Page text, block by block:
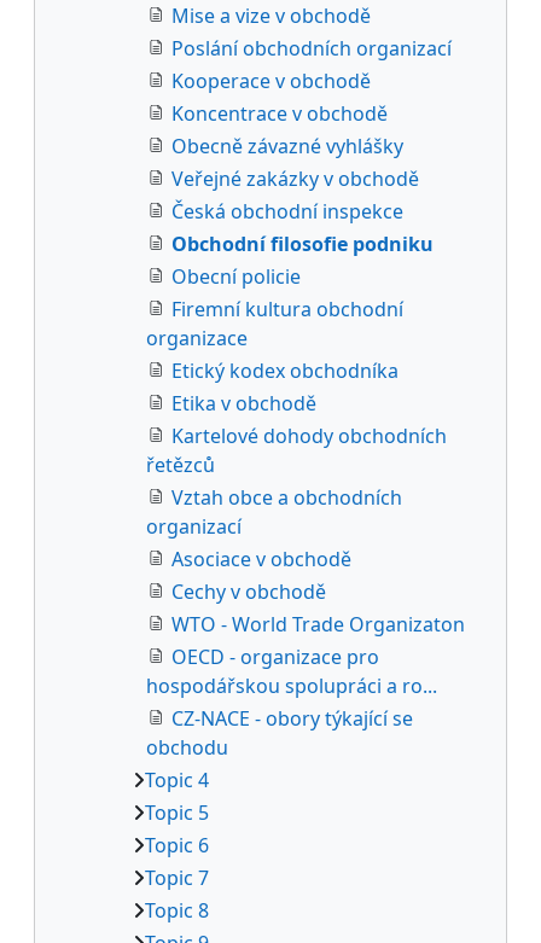
Mise a vize v obchodě
Poslání obchodních organizací
Kooperace v obchodě
Koncentrace v obchodě
Obecně závazné vyhlášky
Veřejné zakázky v obchodě
Česká obchodní inspekce
Obchodní filosofie podniku
Obecní policie
Firemní kultura obchodní
organizace
Etický kodex obchodníka
Etika v obchodě
Kartelové dohody obchodních
řetězců
Vztah obce a obchodních
organizací
Asociace v obchodě
Cechy v obchodě
WTO - World Trade Organizaton
OECD - organizace pro
hospodářskou spolupráci a ro...
CZ-NACE - obory týkající se
obchodu
Topic 4
Topic 5
Topic 6
Topic 7
Topic 8